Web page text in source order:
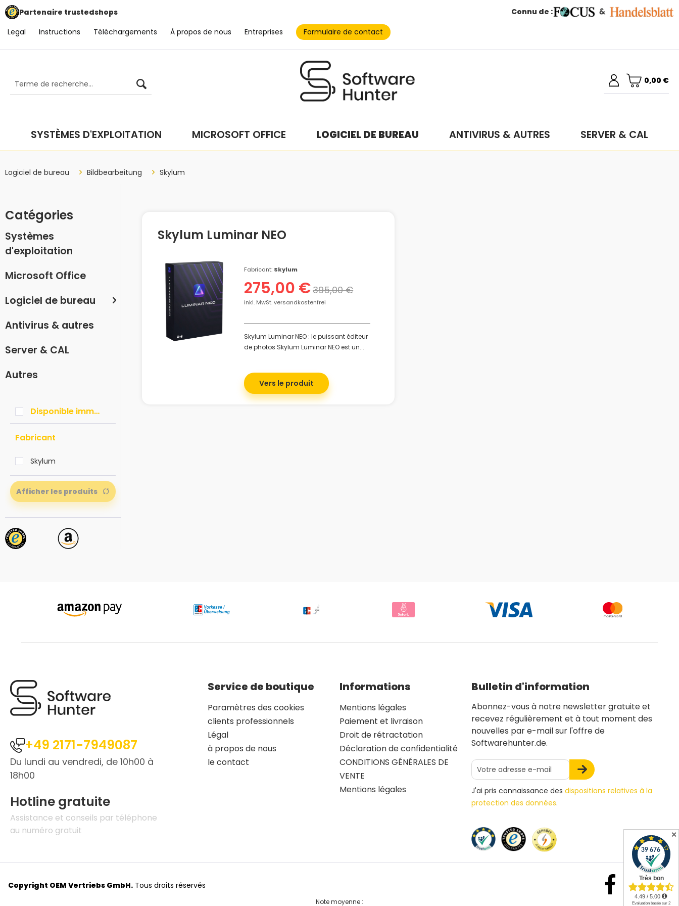
Partenaire trustedshops
Connu de :
Legal
Instructions Téléchargements À propos de nous Entreprises Formulaire de contact
0,00 €
SYSTÈMES D'EXPLOITATION MICROSOFT OFFICE LOGICIEL DE BUREAU ANTIVIRUS & AUTRES SERVER & CAL
Logiciel de bureau Bildbearbeitung Skylum
Catégories
Systèmes
d'exploitation
Microsoft Office
Logiciel de bureau
Antivirus & autres
Server & CAL
Autres
Disponible immédiatement
Fabricant
Skylum
Afficher les produits
Skylum Luminar NEO
Fabricant: Skylum
275,00 €395,00 €
inkl. MwSt. versandkostenfrei
Skylum Luminar NEO : le puissant éditeur
de photos Skylum Luminar NEO est un...
Vers le produit
✕
+49 2171-7949087
Du lundi au vendredi, de 10h00 à
18h00
Hotline gratuite
Assistance et conseils par téléphone
au numéro gratuit
Service de boutique
Paramètres des cookies
clients professionnels
Légal
à propos de nous
le contact
Informations
Mentions légales
Paiement et livraison
Droit de rétractation
Déclaration de confidentialité
CONDITIONS GÉNÉRALES DE
VENTE
Mentions légales
Bulletin d'information
Abonnez-vous à notre newsletter gratuite et
recevez régulièrement et à tout moment des
nouvelles par e-mail sur l'offre de
Softwarehunter.de.
J'ai pris connaissance des dispositions relatives à la
protection des données.
Copyright OEM Vertriebs GmbH. Tous droits réservés
Note moyenne :